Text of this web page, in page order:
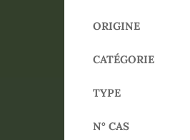
ORIGINE
CATÉGORIE
TYPE
N° CAS